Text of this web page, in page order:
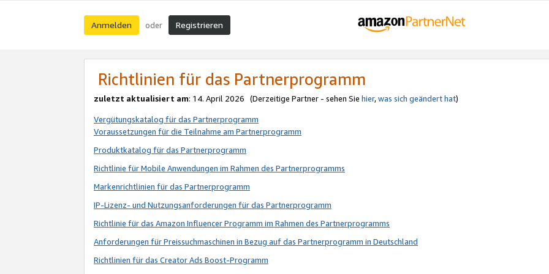
Anmelden oder Registrieren
Richtlinien für das Partnerprogramm
zuletzt aktualisiert am: 14. April 2026 (Derzeitige Partner - sehen Sie hier,was sich geändert hat)
Vergütungskatalog für das Partnerprogramm
Voraussetzungen für die Teilnahme am Partnerprogramm
Produktkatalog für das Partnerprogramm
Richtlinie für Mobile Anwendungen im Rahmen des Partnerprogramms
Markenrichtlinien für das Partnerprogramm
IP-Lizenz- und Nutzungsanforderungen für das Partnerprogramm
Richtlinie für das Amazon Influencer Programm im Rahmen des Partnerprogramms
Anforderungen für Preissuchmaschinen in Bezug auf das Partnerprogramm in Deutschland
Richtlinien für das Creator Ads Boost-Programm